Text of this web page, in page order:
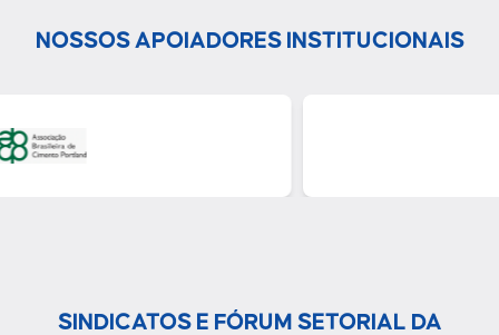
NOSSOS APOIADORES INSTITUCIONAIS
SINDICATOS E FÓRUM SETORIAL DA